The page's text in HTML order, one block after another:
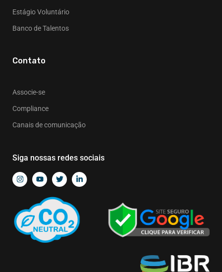
Estágio Voluntário
Banco de Talentos
Contato
Associe-se
Compliance
Canais de comunicação
Siga nossas redes sociais